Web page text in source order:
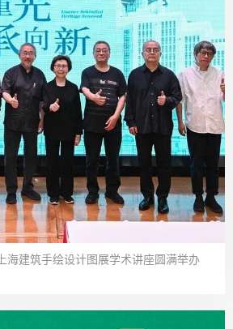
海建筑手绘设计图展学术讲座圆满举办